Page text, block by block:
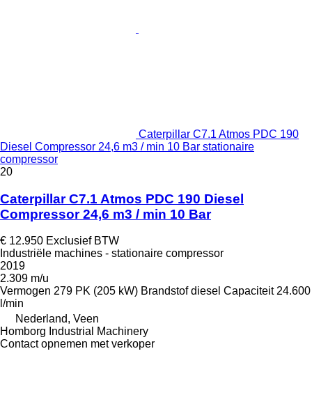
Caterpillar C7.1 Atmos PDC 190
Diesel Compressor 24,6 m3 / min 10 Bar stationaire
compressor
20
Caterpillar C7.1 Atmos PDC 190 Diesel
Compressor 24,6 m3 / min 10 Bar
€ 12.950 Exclusief BTW
Industriële machines - stationaire compressor
2019
2.309 m/u
Vermogen 279 PK (205 kW) Brandstof diesel Capaciteit 24.600
l/min
Nederland, Veen
Homborg Industrial Machinery
Contact opnemen met verkoper